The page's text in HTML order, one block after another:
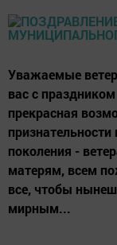
Уважаемые
вас с
прекрасная
поколения -
матерям, всем
все, чтобы
мирным...